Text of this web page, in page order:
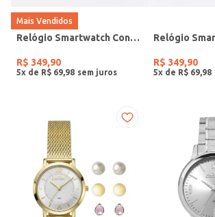
Mais Vendidos
Relógio Smartwatch Condor PRETO
R$ 349,90
5x de R$ 69 98
R$ 349,90
5x de R$ 69 98